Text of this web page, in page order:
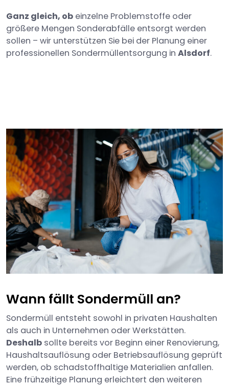
Ganz gleich, ob einzelne Problemstoffe oder
größere Mengen Sonderabfälle entsorgt werden
sollen – wir unterstützen Sie bei der Planung einer
professionellen Sondermüllentsorgung in Alsdorf.
Wann fällt Sondermüll an?
Sondermüll entsteht sowohl in privaten Haushalten
als auch in Unternehmen oder Werkstätten.
Deshalb sollte bereits vor Beginn einer Renovierung,
Haushaltsauflösung oder Betriebsauflösung geprüft
werden, ob schadstoffhaltige Materialien anfallen.
Eine frühzeitige Planung erleichtert den weiteren